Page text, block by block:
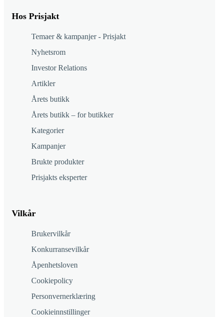
Hos Prisjakt
Temaer & kampanjer - Prisjakt
Nyhetsrom
Investor Relations
Artikler
Årets butikk
Årets butikk – for butikker
Kategorier
Kampanjer
Brukte produkter
Prisjakts eksperter
Vilkår
Brukervilkår
Konkurransevilkår
Åpenhetsloven
Cookiepolicy
Personvernerklæring
Cookieinnstillinger